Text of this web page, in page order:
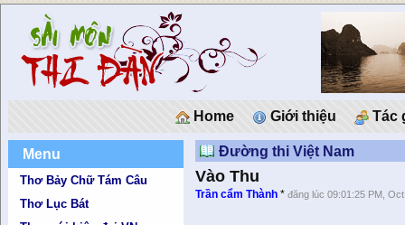
Home Giới thiệu Tác
Menu
Thơ Bảy Chữ Tám Câu
Thơ Lục Bát
Đường thi Việt Nam
Vào Thu
Trần cẩm Thành *đăng lúc 09:01:25 PM,